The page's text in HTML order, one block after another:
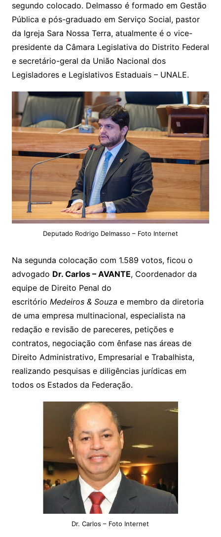
segundo colocado. Delmasso é formado em Gestão
Pública e pós-graduado em Serviço Social, pastor
da Igreja Sara Nossa Terra, atualmente é o vice-
presidente da Câmara Legislativa do Distrito Federal
e secretário-geral da União Nacional dos
Legisladores e Legislativos Estaduais – UNALE.
Deputado Rodrigo Delmasso – Foto Internet
Na segunda colocação com 1.589 votos, ficou o
advogado Dr. Carlos – AVANTE, Coordenador da
equipe de Direito Penal do
escritório Medeiros & Souza e membro da diretoria
de uma empresa multinacional, especialista na
redação e revisão de pareceres, petições e
contratos, negociação com ênfase nas áreas de
Direito Administrativo, Empresarial e Trabalhista,
realizando pesquisas e diligências jurídicas em
todos os Estados da Federação.
Dr. Carlos – Foto Internet